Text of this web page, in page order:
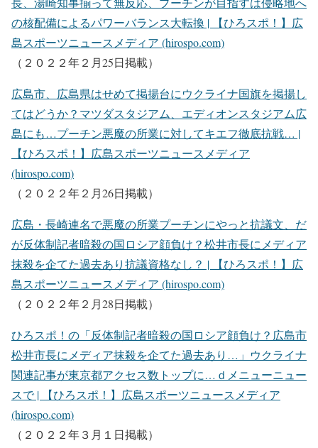
の核配備によるパワーバランス大転換 | 【ひろスポ！】広
島スポーツニュースメディア (hirospo.com)
（２０２２年２月25日掲載）
広島市、広島県はせめて掲揚台にウクライナ国旗を掲揚し
てはどうか？マツダスタジアム、エディオンスタジアム広
島にも…プーチン悪魔の所業に対してキエフ徹底抗戦… |
【ひろスポ！】広島スポーツニュースメディア
(hirospo.com)
（２０２２年２月26日掲載）
広島・長崎連名で悪魔の所業プーチンにやっと抗議文、だ
が反体制記者暗殺の国ロシア顔負け？松井市長にメディア
抹殺を企てた過去あり抗議資格なし？ | 【ひろスポ！】広
島スポーツニュースメディア (hirospo.com)
（２０２２年２月28日掲載）
ひろスポ！の「反体制記者暗殺の国ロシア顔負け？広島市
松井市長にメディア抹殺を企てた過去あり…」ウクライナ
関連記事が東京都アクセス数トップに…ｄメニューニュー
スで | 【ひろスポ！】広島スポーツニュースメディア
(hirospo.com)
（２０２２年３月１日掲載）